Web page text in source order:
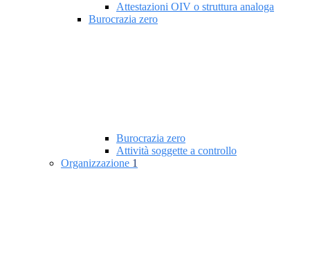
Attestazioni OIV o struttura analoga
Burocrazia zero
Burocrazia zero
Attività soggette a controllo
Organizzazione 1